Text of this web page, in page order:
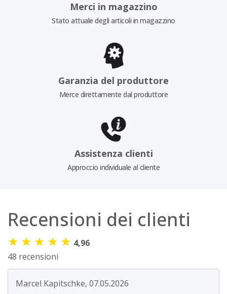
Merci in magazzino
Stato attuale degli articoli in magazzino
Garanzia del produttore
Merce direttamente dal produttore
Assistenza clienti
Approccio individuale al cliente
Recensioni dei clienti
★ ★ ★ ★ ★ 4,96
48 recensioni
Marcel Kapitschke, 07.05.2026